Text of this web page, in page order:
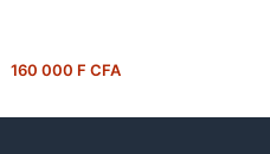
160 000 F CFA